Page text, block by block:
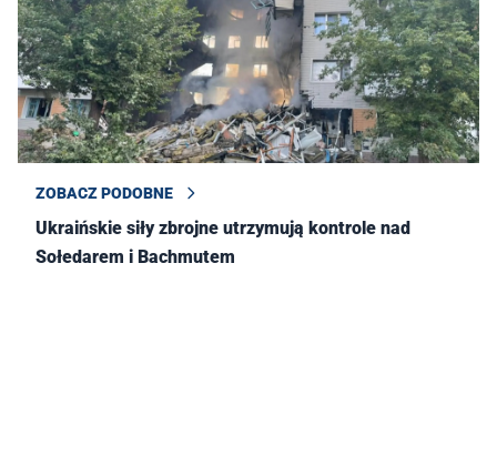
ZOBACZ PODOBNE
Ukraińskie siły zbrojne utrzymują kontrole nad
Sołedarem i Bachmutem